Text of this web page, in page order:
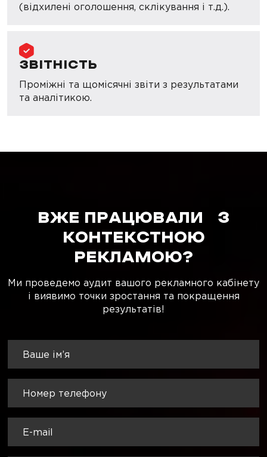
(відхилені оголошення, склікування і т.д.).
ЗВІТНІСТЬ
Проміжні та щомісячні звіти з результатами
та аналітикою.
ВЖЕ ПРАЦЮВАЛИ З
КОНТЕКСТНОЮ
РЕКЛАМОЮ?
Ми проведемо аудит вашого рекламного кабінету
і виявимо точки зростання та покращення
результатів!